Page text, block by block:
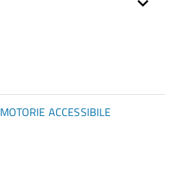
ACCESSIBILE